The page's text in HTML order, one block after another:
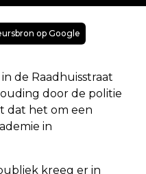
op Google
de Raadhuisstraat
door de politie
dat het om een
in
kreeg er in